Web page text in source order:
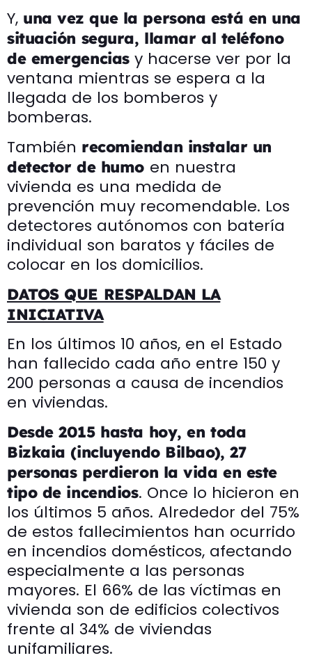
Y, una vez que la persona está en una
situación segura, llamar al teléfono
de emergenciasy hacerse ver por la
ventana mientras se espera a la
llegada de los bomberos y
bomberas.
También recomiendan instalar un
detector de humo en nuestra
vivienda es una medida de
prevención muy recomendable. Los
detectores autónomos con batería
individual son baratos y fáciles de
colocar en los domicilios.
DATOS QUE RESPALDAN LA
INICIATIVA
En los últimos 10 años, en el Estado
han fallecido cada año entre 150 y
200 personas a causa de incendios
en viviendas.
Desde 2015 hasta hoy, en toda
Bizkaia (incluyendo Bilbao), 27
personas perdieron la vida en este
tipo de incendios. Once lo hicieron en
los últimos 5 años. Alrededor del 75%
de estos fallecimientos han ocurrido
en incendios domésticos, afectando
especialmente a las personas
mayores. El 66% de las víctimas en
vivienda son de edificios colectivos
frente al 34% de viviendas
unifamiliares.